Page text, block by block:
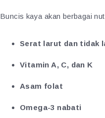
Buncis kaya akan berbagai
Serat larut dan tidak
Vitamin A, C, dan K
Asam folat
Omega-3 nabati